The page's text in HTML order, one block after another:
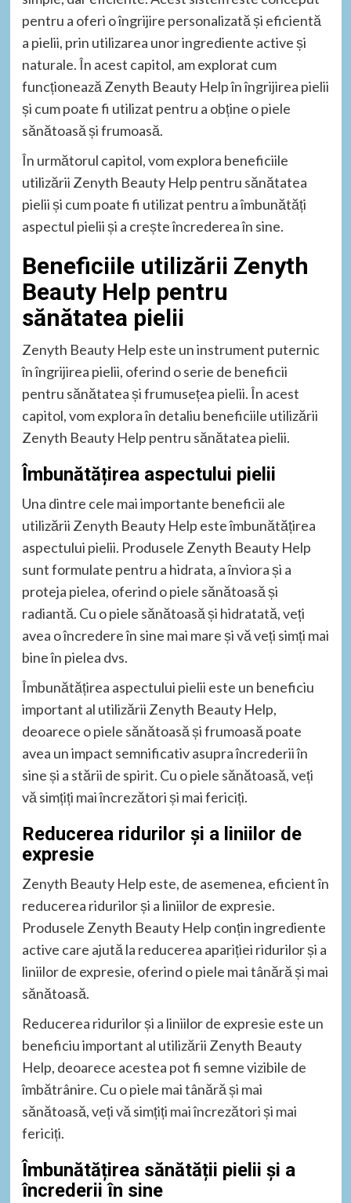
pentru a oferi o îngrijire personalizată și eficientă
a pielii, prin utilizarea unor ingrediente active și
naturale. În acest capitol, am explorat cum
funcționează Zenyth Beauty Help în îngrijirea pielii
și cum poate fi utilizat pentru a obține o piele
sănătoasă și frumoasă.
În următorul capitol, vom explora beneficiile
utilizării Zenyth Beauty Help pentru sănătatea
pielii și cum poate fi utilizat pentru a îmbunătăți
aspectul pielii și a crește încrederea în sine.
Beneficiile utilizării Zenyth
Beauty Help pentru
sănătatea pielii
Zenyth Beauty Help este un instrument puternic
în îngrijirea pielii, oferind o serie de beneficii
pentru sănătatea și frumusețea pielii. În acest
capitol, vom explora în detaliu beneficiile utilizării
Zenyth Beauty Help pentru sănătatea pielii.
Îmbunătățirea aspectului pielii
Una dintre cele mai importante beneficii ale
utilizării Zenyth Beauty Help este îmbunătățirea
aspectului pielii. Produsele Zenyth Beauty Help
sunt formulate pentru a hidrata, a înviora și a
proteja pielea, oferind o piele sănătoasă și
radiantă. Cu o piele sănătoasă și hidratată, veți
avea o încredere în sine mai mare și vă veți simți mai
bine în pielea dvs.
Îmbunătățirea aspectului pielii este un beneficiu
important al utilizării Zenyth Beauty Help,
deoarece o piele sănătoasă și frumoasă poate
avea un impact semnificativ asupra încrederii în
sine și a stării de spirit. Cu o piele sănătoasă, veți
vă simțiți mai încrezători și mai fericiți.
Reducerea ridurilor și a liniilor de
expresie
Zenyth Beauty Help este, de asemenea, eficient în
reducerea ridurilor și a liniilor de expresie.
Produsele Zenyth Beauty Help conțin ingrediente
active care ajută la reducerea apariției ridurilor și a
liniilor de expresie, oferind o piele mai tânără și mai
sănătoasă.
Reducerea ridurilor și a liniilor de expresie este un
beneficiu important al utilizării Zenyth Beauty
Help, deoarece acestea pot fi semne vizibile de
îmbătrânire. Cu o piele mai tânără și mai
sănătoasă, veți vă simțiți mai încrezători și mai
fericiți.
Îmbunătățirea sănătății pielii și a
încrederii în sine